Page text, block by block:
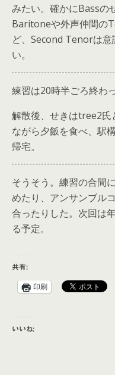
みたい。確かにBassの
Baritoneや外声仲間の
ど、Second Tenorは
い。
練習は20時半ごろ終わっ
解散後、せきはtree2氏
ながら夕飯を食べ、駅
帰宅。
そうそう。練習の合間
めたり、アンサンブル
合ったりした。次回は
る予定。
共有:
印刷
いいね: